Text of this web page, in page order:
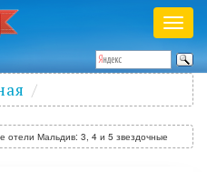
путешествиях
меню
отели Мальдив: 3, 4 и 5 звездочные